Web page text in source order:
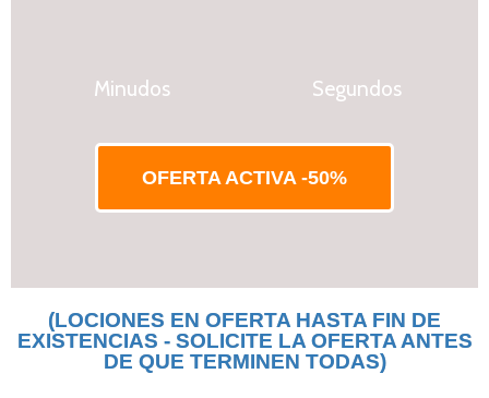
Minudos Segundos
OFERTA ACTIVA -50%
(LOCIONES EN OFERTA HASTA FIN DE
EXISTENCIAS - SOLICITE LA OFERTA ANTES
DE QUE TERMINEN TODAS)